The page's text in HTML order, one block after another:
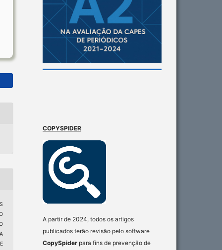
COPYSPIDER
A partir de 2024, todos os artigos
publicados terão revisão pelo software
CopySpider para fins de prevenção de